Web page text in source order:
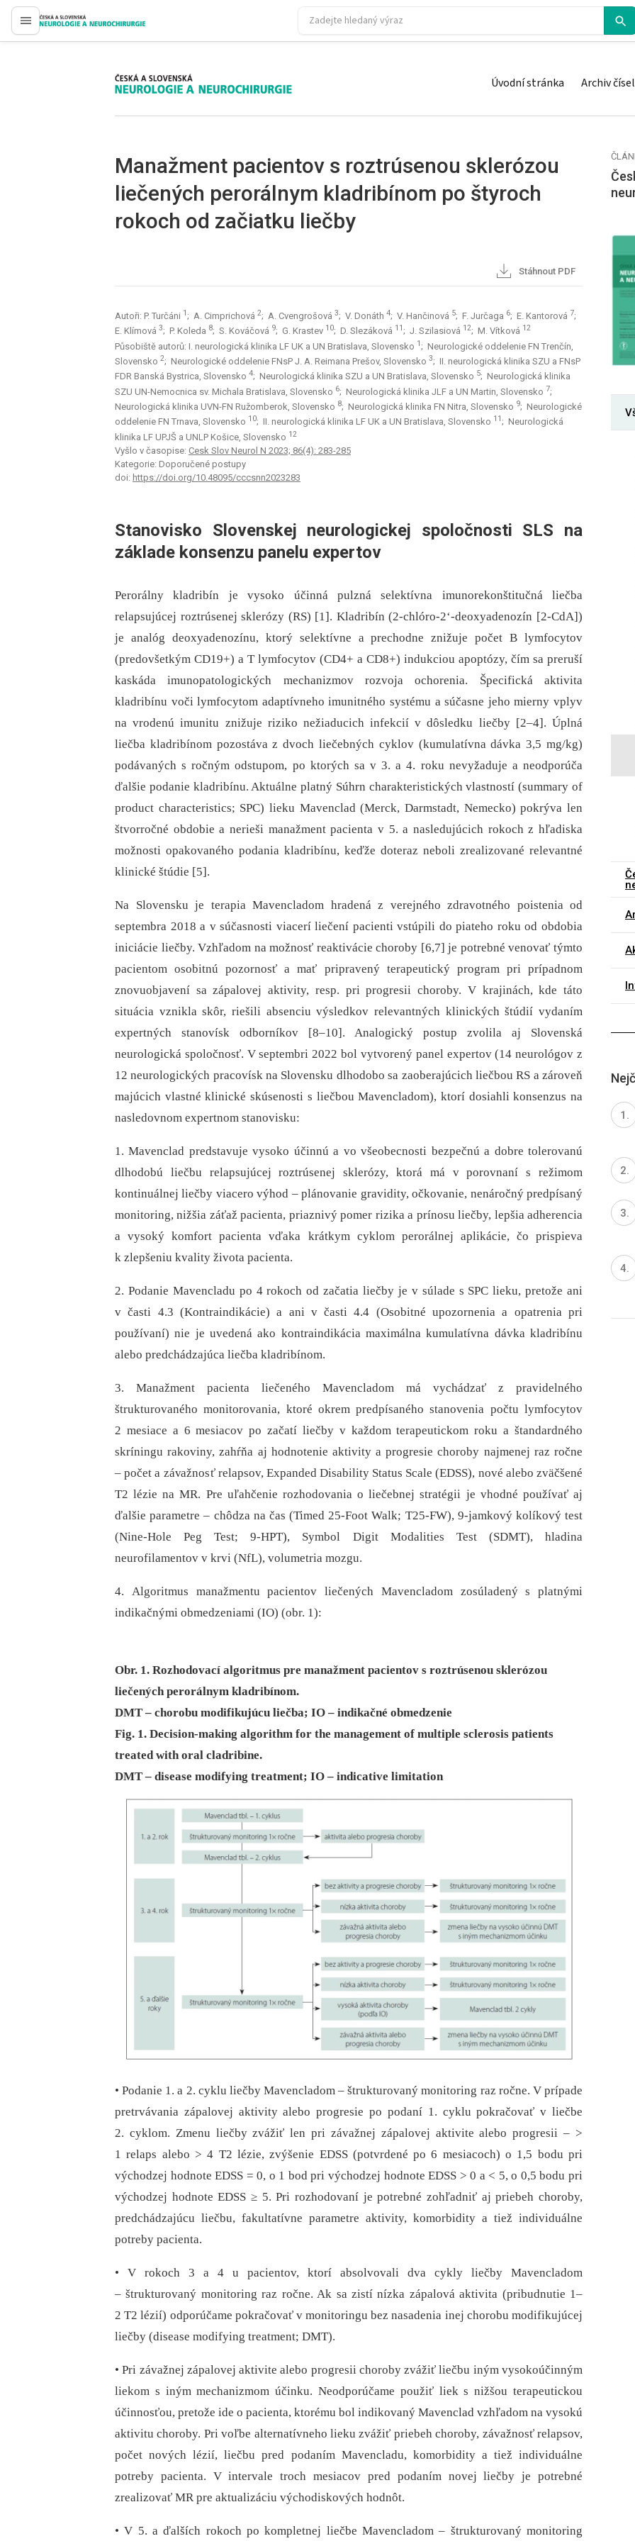
proLékaře.cz
proLékaře.cz Úvodní stránka Archiv čísel
Manažment pacientov s roztrúsenou sklerózou
liečených perorálnym kladribínom po štyroch
rokoch od začiatku liečby
Stáhnout PDF
Autoři: P. Turčáni 1 ; A. Cimprichová 2; A. Cvengrošová 3; V. Donáth 4; V. Hančinová 5; F. Jurčaga 6; E. Kantorová 7;
E. Klímová 3; P. Koleda 8; S. Kováčová 9; G. Krastev 10; D. Slezáková 11 ; J. Szilasiová 12; M. Vítková 12
Působiště autorů: I. neurologická klinika LF UK a UN Bratislava, Slovensko 1; Neurologické oddelenie FN Trenčín,
Slovensko 2; Neurologické oddelenie FNsP J. A. Reimana Prešov, Slovensko 3; II. neurologická klinika SZU a FNsP
FDR Banská Bystrica, Slovensko 4; Neurologická klinika SZU a UN Bratislava, Slovensko 5; Neurologická klinika
SZU UN-Nemocnica sv. Michala Bratislava, Slovensko 6; Neurologická klinika JLF a UN Martin, Slovensko 7;
Neurologická klinika UVN-FN Ružomberok, Slovensko 8; Neurologická klinika FN Nitra, Slovensko 9; Neurologické
oddelenie FN Trnava, Slovensko 10; II. neurologická klinika LF UK a UN Bratislava, Slovensko 11 ; Neurologická
klinika LF UPJŠ a UNLP Košice, Slovensko 12
Vyšlo v časopise: Cesk Slov Neurol N 2023; 86(4): 283-285
Kategorie: Doporučené postupy
doi: https://doi.org/10.48095/cccsnn2023283
Stanovisko Slovenskej neurologickej spoločnosti SLS na
základe konsenzu panelu expertov
Perorálny kladribín je vysoko účinná pulzná selektívna imunorekonštitučná liečba
relapsujúcej roztrúsenej sklerózy (RS) [1]. Kladribín (2-chlóro-2‘-deoxyadenozín [2-CdA])
je analóg deoxyadenozínu, ktorý selektívne a prechodne znižuje počet B lymfocytov
(predovšetkým CD19+) a T lymfocytov (CD4+ a CD8+) indukciou apoptózy, čím sa preruší
kaskáda imunopatologických mechanizmov rozvoja ochorenia. Špecifická aktivita
kladribínu voči lymfocytom adaptívneho imunitného systému a súčasne jeho mierny vplyv
na vrodenú imunitu znižuje riziko nežiaducich infekcií v dôsledku liečby [2–4]. Úplná
liečba kladribínom pozostáva z dvoch liečebných cyklov (kumulatívna dávka 3,5 mg/kg)
podávaných s ročným odstupom, po ktorých sa v 3. a 4. roku nevyžaduje a neodporúča
ďalšie podanie kladribínu. Aktuálne platný Súhrn charakteristických vlastností (summary of
product characteristics; SPC) lieku Mavenclad (Merck, Darmstadt, Nemecko) pokrýva len
štvorročné obdobie a nerieši manažment pacienta v 5. a nasledujúcich rokoch z hľadiska
možnosti opakovaného podania kladribínu, keďže doteraz neboli zrealizované relevantné
klinické štúdie [5].
Na Slovensku je terapia Mavencladom hradená z verejného zdravotného poistenia od
septembra 2018 a v súčasnosti viacerí liečení pacienti vstúpili do piateho roku od obdobia
iniciácie liečby. Vzhľadom na možnosť reaktivácie choroby [6,7] je potrebné venovať týmto
pacientom osobitnú pozornosť a mať pripravený terapeutický program pri prípadnom
znovuobjavení sa zápalovej aktivity, resp. pri progresii choroby. V krajinách, kde táto
situácia vznikla skôr, riešili absenciu výsledkov relevantných klinických štúdií vydaním
expertných stanovísk odborníkov [8–10]. Analogický postup zvolila aj Slovenská
neurologická spoločnosť. V septembri 2022 bol vytvorený panel expertov (14 neurológov z
12 neurologických pracovísk na Slovensku dlhodobo sa zaoberajúcich liečbou RS a zároveň
majúcich vlastné klinické skúsenosti s liečbou Mavencladom), ktorí dosiahli konsenzus na
nasledovnom expertnom stanovisku:
1. Mavenclad predstavuje vysoko účinnú a vo všeobecnosti bezpečnú a dobre tolerovanú
dlhodobú liečbu relapsujúcej roztrúsenej sklerózy, ktorá má v porovnaní s režimom
kontinuálnej liečby viacero výhod –⁠ plánovanie gravidity, očkovanie, nenáročný predpísaný
monitoring, nižšia záťaž pacienta, priaznivý pomer rizika a prínosu liečby, lepšia adherencia
a vysoký komfort pacienta vďaka krátkym cyklom perorálnej aplikácie, čo prispieva
k zlepšeniu kvality života pacienta.
2. Podanie Mavencladu po 4 rokoch od začatia liečby je v súlade s SPC lieku, pretože ani
v časti 4.3 (Kontraindikácie) a ani v časti 4.4 (Osobitné upozornenia a opatrenia pri
používaní) nie je uvedená ako kontraindikácia maximálna kumulatívna dávka kladribínu
alebo predchádzajúca liečba kladribínom.
3. Manažment pacienta liečeného Mavencladom má vychádzať z pravidelného
štrukturovaného monitorovania, ktoré okrem predpísaného stanovenia počtu lymfocytov
2 mesiace a 6 mesiacov po začatí liečby v každom terapeutickom roku a štandardného
skríningu rakoviny, zahŕňa aj hodnotenie aktivity a progresie choroby najmenej raz ročne
–⁠ počet a závažnosť relapsov, Expanded Disability Status Scale (EDSS), nové alebo zväčšené
T2 lézie na MR. Pre uľahčenie rozhodovania o liečebnej stratégii je vhodné používať aj
ďalšie parametre –⁠ chôdza na čas (Timed 25-Foot Walk; T25-FW), 9-jamkový kolíkový test
(Nine-Hole Peg Test; 9-HPT), Symbol Digit Modalities Test (SDMT), hladina
neurofilamentov v krvi (NfL), volumetria mozgu.
4. Algoritmus manažmentu pacientov liečených Mavencladom zosúladený s platnými
indikačnými obmedzeniami (IO) (obr. 1):
Obr. 1. Rozhodovací algoritmus pre manažment pacientov s roztrúsenou sklerózou
liečených perorálnym kladribínom.
DMT – chorobu modifikujúcu liečba; IO – indikačné obmedzenie
Fig. 1. Decision-making algorithm for the management of multiple sclerosis patients
treated with oral cladribine.
DMT – disease modifying treatment; IO – indicative limitation
• Podanie 1. a 2. cyklu liečby Mavencladom –⁠ štrukturovaný monitoring raz ročne. V prípade
pretrvávania zápalovej aktivity alebo progresie po podaní 1. cyklu pokračovať v liečbe
2. cyklom. Zmenu liečby zvážiť len pri závažnej zápalovej aktivite alebo progresii –⁠ >
1 relaps alebo > 4 T2 lézie, zvýšenie EDSS (potvrdené po 6 mesiacoch) o 1,5 bodu pri
východzej hodnote EDSS = 0, o 1 bod pri východzej hodnote EDSS > 0 a < 5, o 0,5 bodu pri
východzej hodnote EDSS ≥ 5. Pri rozhodovaní je potrebné zohľadniť aj priebeh choroby,
predchádzajúcu liečbu, fakultatívne parametre aktivity, komorbidity a tiež individuálne
potreby pacienta.
• V rokoch 3 a 4 u pacientov, ktorí absolvovali dva cykly liečby Mavencladom
–⁠ štrukturovaný monitoring raz ročne. Ak sa zistí nízka zápalová aktivita (pribudnutie 1–
2 T2 lézií) odporúčame pokračovať v monitoringu bez nasadenia inej chorobu modifikujúcej
liečby (disease modifying treatment; DMT).
• Pri závažnej zápalovej aktivite alebo progresii choroby zvážiť liečbu iným vysokoúčinným
liekom s iným mechanizmom účinku. Neodporúčame použiť liek s nižšou terapeutickou
účinnosťou, pretože ide o pacienta, ktorému bol indikovaný Mavenclad vzhľadom na vysokú
aktivitu choroby. Pri voľbe alternatívneho lieku zvážiť priebeh choroby, závažnosť relapsov,
počet nových lézií, liečbu pred podaním Mavencladu, komorbidity a tiež individuálne
potreby pacienta. V intervale troch mesiacov pred podaním novej liečby je potrebné
zrealizovať MR pre aktualizáciu východiskových hodnôt.
• V 5. a ďalších rokoch po kompletnej liečbe Mavencladom –⁠ štrukturovaný monitoring